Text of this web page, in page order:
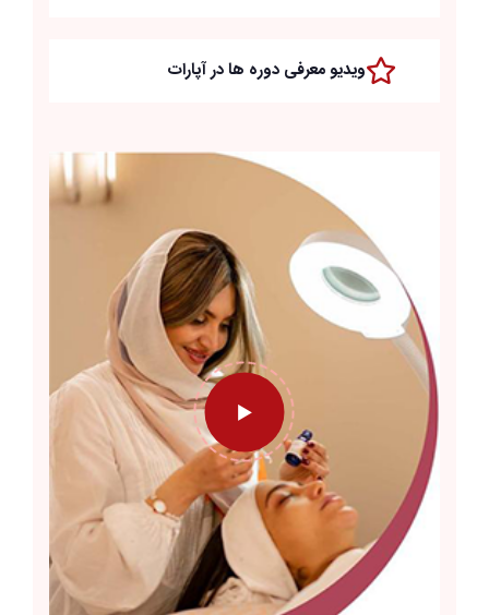
ویدیو معرفی دوره ها در آپارات